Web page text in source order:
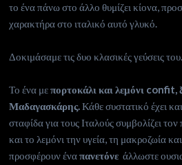
το ένα πάνω στο άλλο θυμίζει κίονα,
χαρακτήρα στο ιταλικό αυτό γλυκό.
Δοκιμάσαμε τις δυο κλασικές γεύσεις του.
Το ένα μεπορτοκάλι και λεμόνι confit,
Μαδαγασκάρης.Κάθε συστατικό έχει
σταφίδα για τους Ιταλούς συμβολίζει
και το λεμόνι την υγεία, τη μακροζωία
προσφέρουν έναπανετόνε άλλωστε